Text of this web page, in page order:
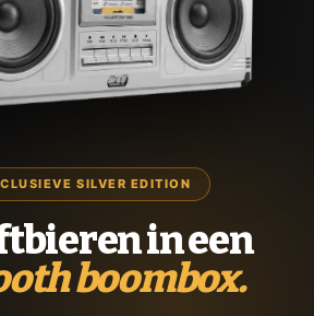
SILVER EDITION
in een
boombox.